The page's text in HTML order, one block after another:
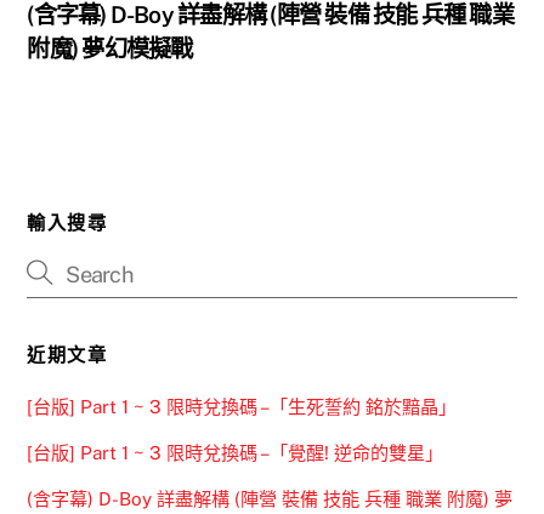
(含字幕) D-Boy 詳盡解構 (陣營 裝備 技能 兵種 職業
附魔) 夢幻模擬戰
輸入搜尋
近期文章
[台版] Part 1 ~ 3 限時兌換碼 –「生死誓約 銘於黯晶」
[台版] Part 1 ~ 3 限時兌換碼 –「覺醒! 逆命的雙星」
(含字幕) D-Boy 詳盡解構 (陣營 裝備 技能 兵種 職業 附魔) 夢